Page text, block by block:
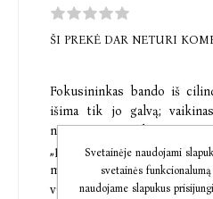
ŠI PREKĖ DAR NETURI
Fokusininkas bando iš
išima tik jo galvą;
namo merginą, bet
„pažymėjo“ jo duris;
mokyklą, tačiau greitai
viską; du studentai
Svetainėje naudojami
svetainės
naudojame slapukus